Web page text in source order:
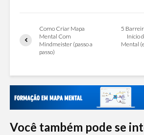
Como Criar Mapa
Mental Com
Mindmeister (passo a
passo)
5
Início
Mental
Você também pode se